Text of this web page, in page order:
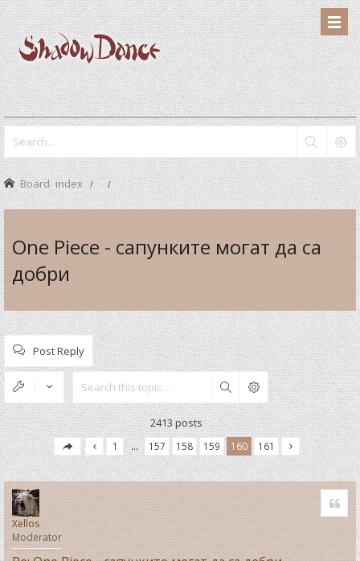
Board index
One Piece - сапунките могат да са
добри
Post Reply
Search
2413 posts
1 … 157 158 159 160 161
Xellos
Moderator